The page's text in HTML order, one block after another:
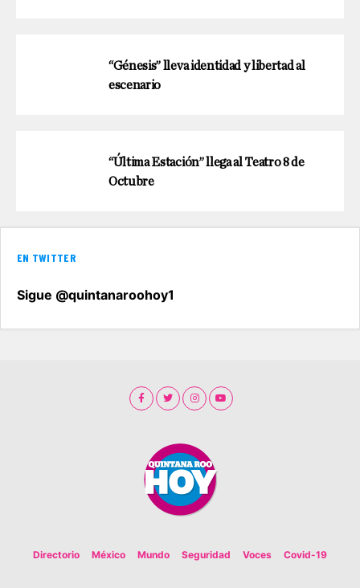
“Génesis” lleva identidad y libertad al
escenario
“Última Estación” llega al Teatro 8 de
Octubre
EN TWITTER
Sigue @quintanaroohoy1
Directorio México Mundo Seguridad Voces Covid-19